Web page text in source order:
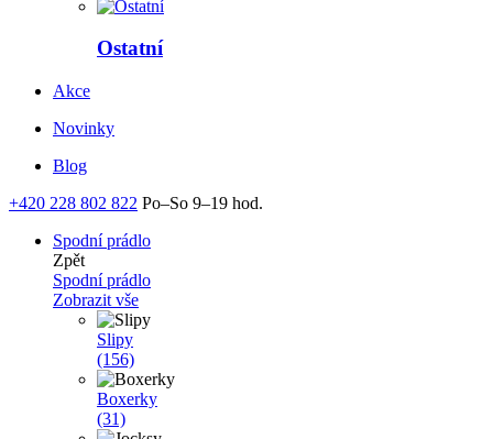
Ostatní
Akce
Novinky
Blog
+420 228 802 822 Po–So 9–19 hod.
Spodní prádlo
Zpět
Spodní prádlo
Zobrazit vše
Slipy
(156)
Boxerky
(31)